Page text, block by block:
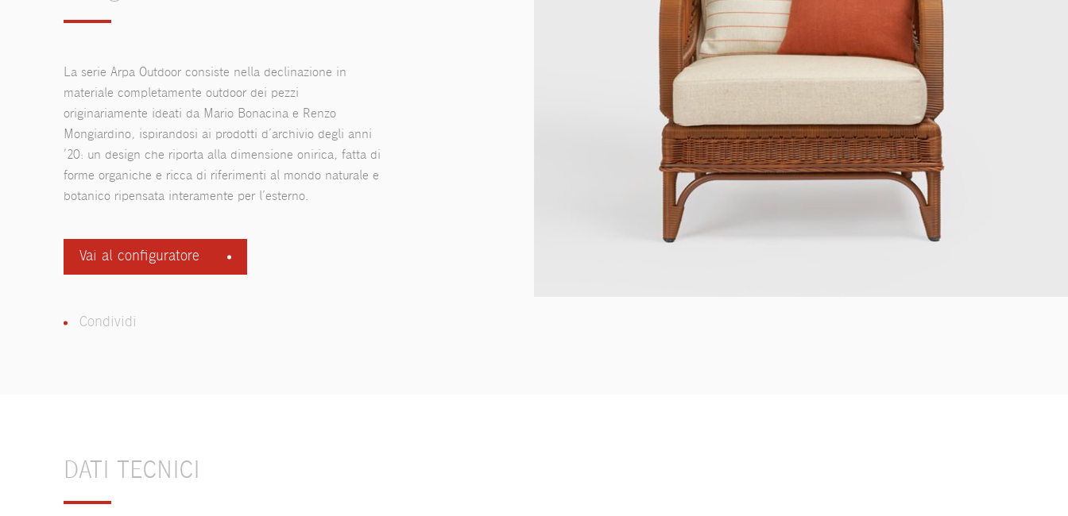
La serie Arpa Outdoor consiste nella declinazione in
materiale completamente outdoor dei pezzi
originariamente ideati da Mario Bonacina e Renzo
Mongiardino, ispirandosi ai prodotti d’archivio degli anni
’20: un design che riporta alla dimensione onirica, fatta di
forme organiche e ricca di riferimenti al mondo naturale e
botanico ripensata interamente per l’esterno.
Vai al configuratore
Condividi
DATI TECNICI